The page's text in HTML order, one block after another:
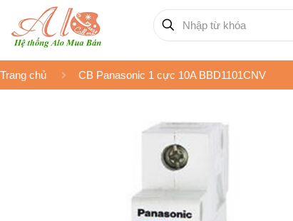
Trang chủ CB Panasonic 1 cực 10A BBD1101CNV